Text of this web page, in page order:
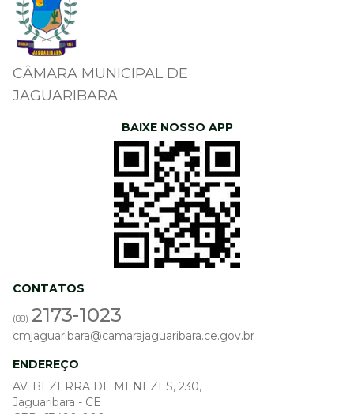
CÂMARA MUNICIPAL DE
JAGUARIBARA
BAIXE NOSSO APP
CONTATOS
(88) 2173-1023
cmjaguaribara@camarajaguaribara.ce.gov.br
ENDEREÇO
AV. BEZERRA DE MENEZES, 230,
Jaguaribara - CE